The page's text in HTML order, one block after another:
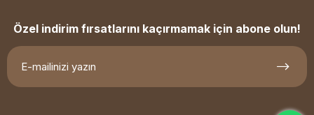
Özel indirim fırsatlarını kaçırmamak için abone olun!